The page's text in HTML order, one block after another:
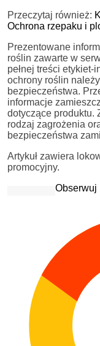
Przeczytaj również:
Ochrona rzepaku i
Prezentowane
roślin zawarte w
pełnej treści
ochrony roślin
bezpieczeństwa.
informacje
dotyczące produktu.
rodzaj zagrożenia
bezpieczeństwa
Artykuł zawiera
promocyjny.
Obserwuj